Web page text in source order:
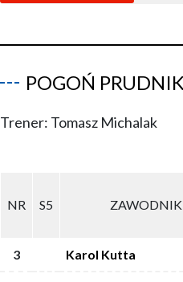
POGOŃ PRUDNIK
Trener: Tomasz Michalak
NR S5 ZAWODNIK
3 Karol Kutta
NR S5 ZAWODNIK
3 Karol Kutta